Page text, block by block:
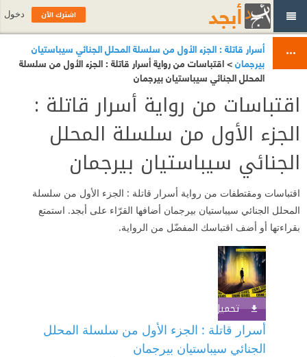
أسرار قاتلة : الجزء الأول من سلسلة المحلل الجنائي سيباستيان
بيرجمان> اقتباسات من رواية أسرار قاتلة : الجزء الأول من سلسلة
المحلل الجنائي سيباستيان بيرجمان
اقتباسات من رواية أسرار قاتلة :
الجزء الأول من سلسلة المحلل
الجنائي سيباستيان بيرجمان
اقتباسات ومقتطفات من رواية أسرار قاتلة : الجزء الأول من سلسلة
المحلل الجنائي سيباستيان بيرجمان أضافها القرّاء على أبجد. استمتع
بقراءتها أو أضف اقتباسك المفضّل من الرواية.
تحميل الكتاب
أسرار قاتلة : الجزء الأول من سلسلة المحلل
الجنائي سيباستيان بيرجمان
اشترك الآن دخول